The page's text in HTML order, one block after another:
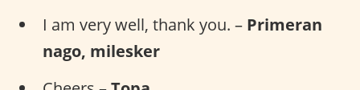
I am very well, thank you. – Primeran
nago, milesker